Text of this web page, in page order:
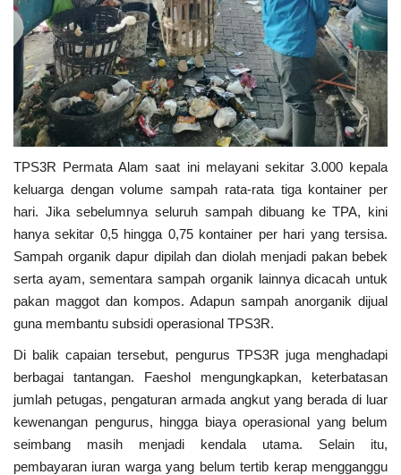
TPS3R Permata Alam saat ini melayani sekitar 3.000 kepala
keluarga dengan volume sampah rata-rata tiga kontainer per
hari. Jika sebelumnya seluruh sampah dibuang ke TPA, kini
hanya sekitar 0,5 hingga 0,75 kontainer per hari yang tersisa.
Sampah organik dapur dipilah dan diolah menjadi pakan bebek
serta ayam, sementara sampah organik lainnya dicacah untuk
pakan maggot dan kompos. Adapun sampah anorganik dijual
guna membantu subsidi operasional TPS3R.
Di balik capaian tersebut, pengurus TPS3R juga menghadapi
berbagai tantangan. Faeshol mengungkapkan, keterbatasan
jumlah petugas, pengaturan armada angkut yang berada di luar
kewenangan pengurus, hingga biaya operasional yang belum
seimbang masih menjadi kendala utama. Selain itu,
pembayaran iuran warga yang belum tertib kerap mengganggu